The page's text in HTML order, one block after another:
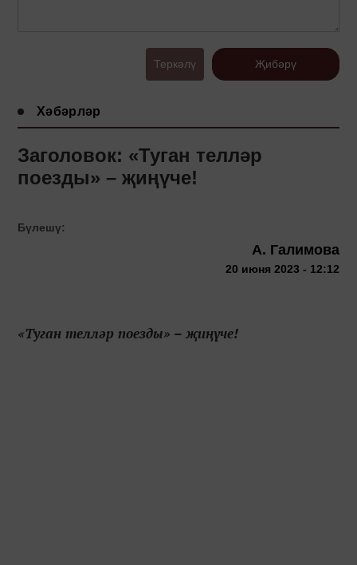
Теркәлү Җибәрү
Хәбәрләр
Заголовок: «Туган телләр
поезды» – җиңүче!
Бүлешү:
А. Галимова
20 июня 2023 - 12:12
«Туган телләр поезды» – җиңүче!